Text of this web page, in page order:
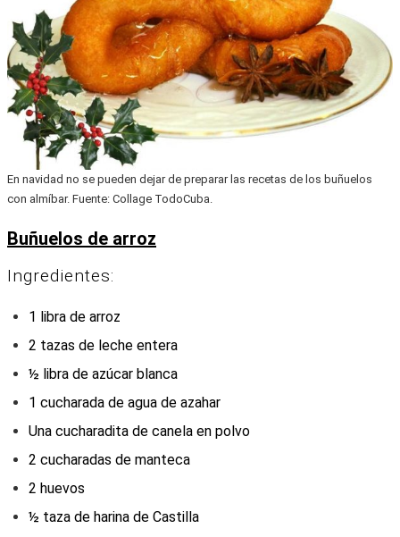
En navidad no se pueden dejar de preparar las recetas de los buñuelos
con almíbar. Fuente: Collage TodoCuba.
Buñuelos de arroz
Ingredientes:
1 libra de arroz
2 tazas de leche entera
½ libra de azúcar blanca
1 cucharada de agua de azahar
Una cucharadita de canela en polvo
2 cucharadas de manteca
2 huevos
½ taza de harina de Castilla